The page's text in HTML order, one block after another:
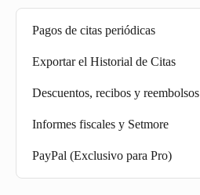
Pagos de citas periódicas
Exportar el Historial de Citas
Descuentos, recibos y reembolsos
Informes fiscales y Setmore
PayPal (Exclusivo para Pro)